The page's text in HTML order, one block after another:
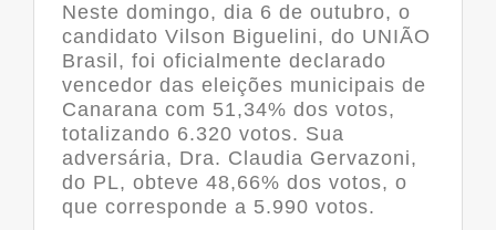
Neste domingo, dia 6 de outubro, o
candidato Vilson Biguelini, do UNIÃO
Brasil, foi oficialmente declarado
vencedor das eleições municipais de
Canarana com 51,34% dos votos,
totalizando 6.320 votos. Sua
adversária, Dra. Claudia Gervazoni,
do PL, obteve 48,66% dos votos, o
que corresponde a 5.990 votos.